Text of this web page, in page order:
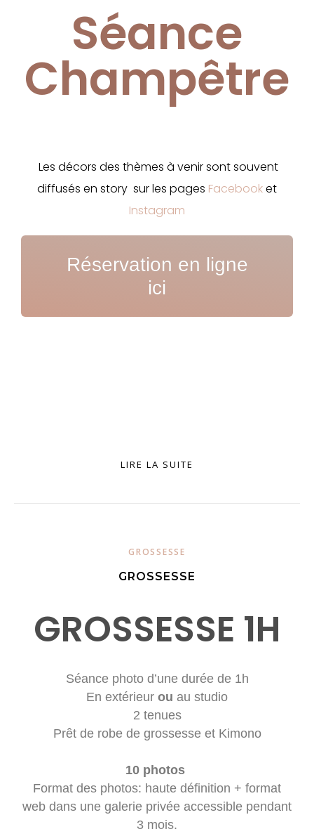
Séance
Champêtre
Les décors des thèmes à venir sont souvent
diffusés en story sur les pages Facebooket
Instagram
Réservation en ligne
ici
LIRE LA SUITE
GROSSESSE
GROSSESSE
GROSSESSE 1H
Séance photo d’une durée de 1h
En extérieur ou au studio
2 tenues
Prêt de robe de grossesse et Kimono
10 photos
Format des photos: haute définition + format
web dans une galerie privée accessible pendant
3 mois.